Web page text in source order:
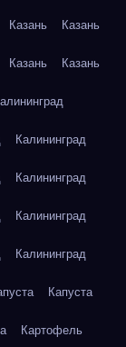
Казань Казань
Казань Казань
Калининград
Калининград
Калининград
Калининград
Капуста
Картофель